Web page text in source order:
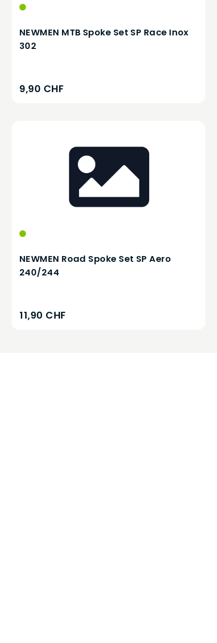
NEWMEN MTB Spoke Set SP Race Inox
302
9,90 CHF
NEWMEN Road Spoke Set SP Aero
240/244
11,90 CHF